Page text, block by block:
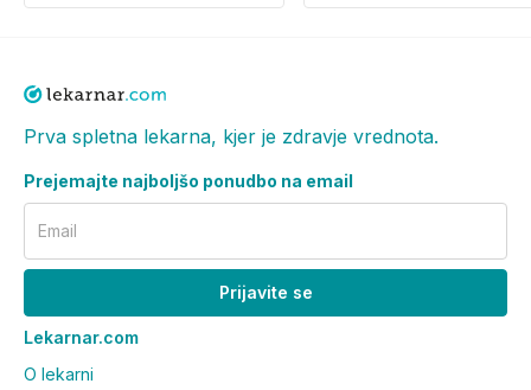
Prva spletna lekarna, kjer je zdravje vrednota.
Prejemajte najboljšo ponudbo na email
Email
Prijavite se
Lekarnar.com
O lekarni